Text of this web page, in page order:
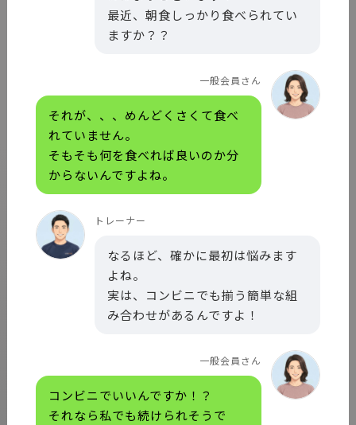
最近、朝食しっかり食べられてい
ますか？？
一般会員さん
それが、、、めんどくさくて食べ
れていません。
そもそも何を食べれば良いのか分
からないんですよね。
トレーナー
なるほど、確かに最初は悩みます
よね。
実は、コンビニでも揃う簡単な組
み合わせがあるんですよ！
一般会員さん
コンビニでいいんですか！？
それなら私でも続けられそうで